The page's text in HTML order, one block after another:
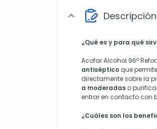
expand_more Descripción
¿Qué es y para qué
Acofar Alcohol 96º
antiséptico que
directamente sobre la
a moderadas o
entrar en contacto con
¿Cuáles son los